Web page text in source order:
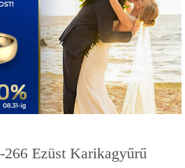
Ezüst Karikagyűrű